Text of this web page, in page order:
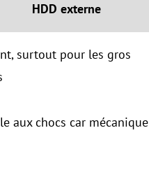
HDD externe
surtout pour les gros
aux chocs car mécanique